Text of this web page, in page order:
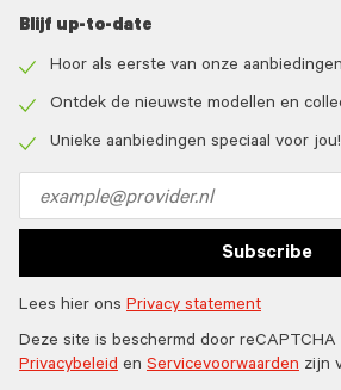
Blijf up-to-date
icon
Hoor als eerste van onze aanbiedingen
icon
Ontdek de nieuwste modellen en
Unieke aanbiedingen speciaal voor jou!
address
Subscribe
Lees hier ons Privacy statement
Deze site is beschermd door reCAPTCHA
Privacybeleid en Servicevoorwaarden zijn